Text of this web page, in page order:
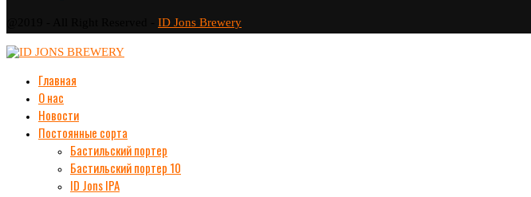
ID Jons Brewery
Главная
О нас
Новости
Постоянные сорта
Бастильский портер
Бастильский портер 10
ID Jons IPA